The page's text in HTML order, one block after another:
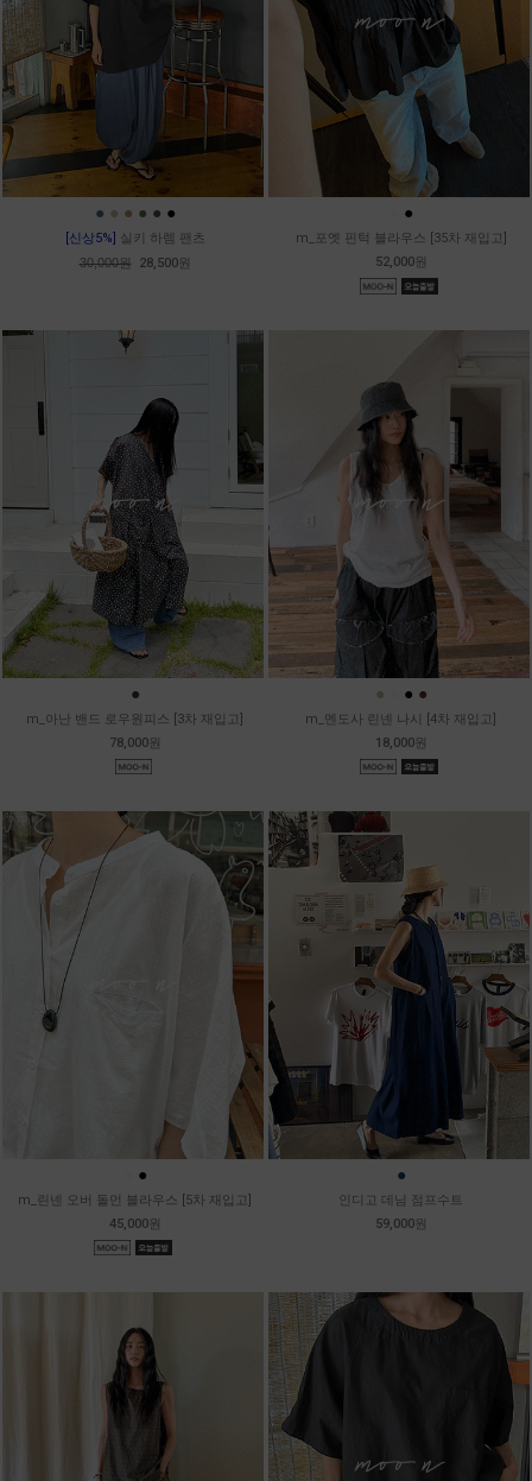
● ● ● ● ● ●
[신상5%] 실키 하렘 팬츠
30,000원 28,500원
●
m_포엣 핀턱 블라우스 [35차 재입고]
52,000원
●
m_아난 밴드 로우원피스 [3차 재입고]
78,000원
● ● ●
m_멘도사 린넨 나시 [4차 재입고]
18,000원
●
m_린넨 오버 돌먼 블라우스 [5차 재입고]
45,000원
●
인디고 데님 점프수트
59,000원